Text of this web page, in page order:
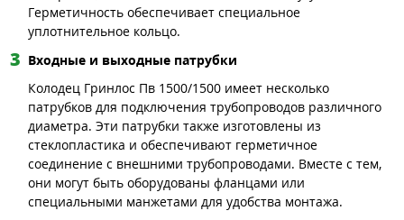
Герметичность обеспечивает специальное
уплотнительное кольцо.
Входные и выходные патрубки
Колодец Гринлос Пв 1500/1500 имеет несколько
патрубков для подключения трубопроводов различного
диаметра. Эти патрубки также изготовлены из
стеклопластика и обеспечивают герметичное
соединение с внешними трубопроводами. Вместе с тем,
они могут быть оборудованы фланцами или
специальными манжетами для удобства монтажа.